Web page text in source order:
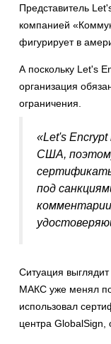
Представитель
компанией
фигурирует в
А поскольку Let's
организация
ограничения.
«Let's
США,
под
Ситуация
МАКС уже менял
использовал
центра GlobalSign,